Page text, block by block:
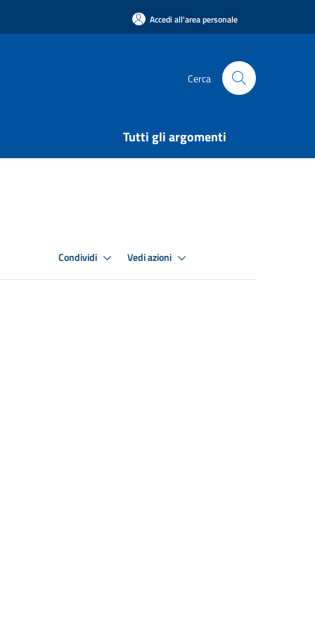
Accedi all'area personale
Cerca
Tutti gli argomenti
Condividi Vedi azioni